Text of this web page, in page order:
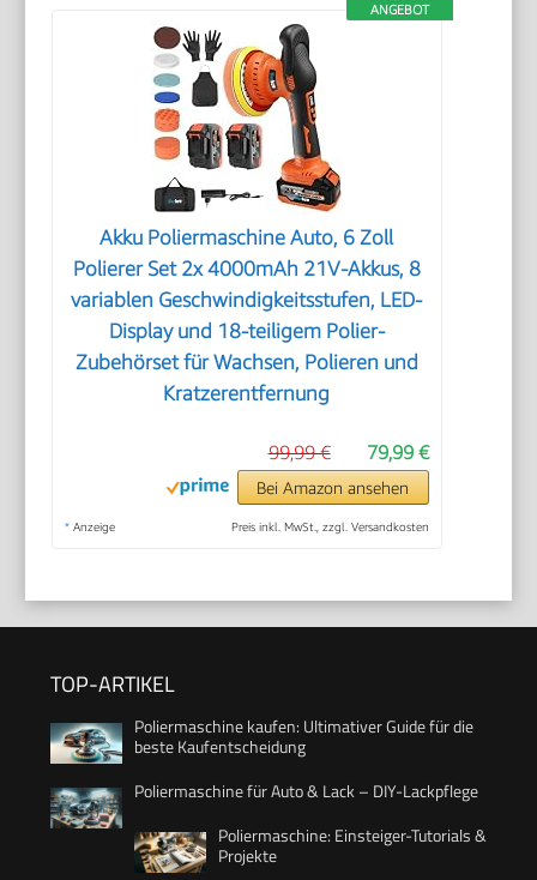
ANGEBOT
Akku Poliermaschine Auto, 6 Zoll
Polierer Set 2x 4000mAh 21V-Akkus, 8
variablen Geschwindigkeitsstufen, LED-
Display und 18-teiligem Polier-
Zubehörset für Wachsen, Polieren und
Kratzerentfernung
79,99 €
99,99 €
Bei Amazon ansehen
* Anzeige Preis inkl. MwSt., zzgl. Versandkosten
TOP-ARTIKEL
Poliermaschine kaufen: Ultimativer Guide für die
beste Kaufentscheidung
Poliermaschine für Auto & Lack – DIY-Lackpflege
Poliermaschine: Einsteiger-Tutorials &
Projekte